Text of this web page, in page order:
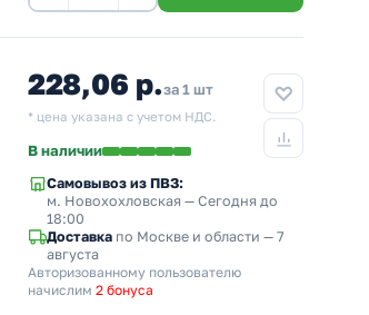
228,06 р.за 1 шт
* цена указана с учетом НДС.
В наличии
Самовывоз из ПВЗ:
м. Новохохловская — Сегодня до
18:00
Доставка по Москве и области — 7
августа
Авторизованному пользователю
начислим 2 бонуса